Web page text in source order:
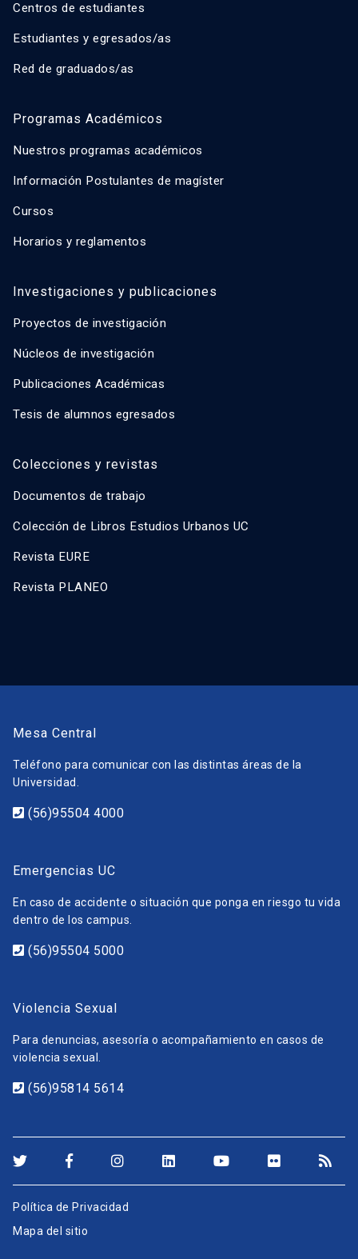
Centros de estudiantes
Estudiantes y egresados/as
Red de graduados/as
Programas Académicos
Nuestros programas académicos
Información Postulantes de magíster
Cursos
Horarios y reglamentos
Investigaciones y publicaciones
Proyectos de investigación
Núcleos de investigación
Publicaciones Académicas
Tesis de alumnos egresados
Colecciones y revistas
Documentos de trabajo
Colección de Libros Estudios Urbanos UC
Revista EURE
Revista PLANEO
Mesa Central
Teléfono para comunicar con las distintas áreas de la
Universidad.
(56)95504 4000
Emergencias UC
En caso de accidente o situación que ponga en riesgo tu vida
dentro de los campus.
(56)95504 5000
Violencia Sexual
Para denuncias, asesoría o acompañamiento en casos de
violencia sexual.
(56)95814 5614
Política de Privacidad
Mapa del sitio